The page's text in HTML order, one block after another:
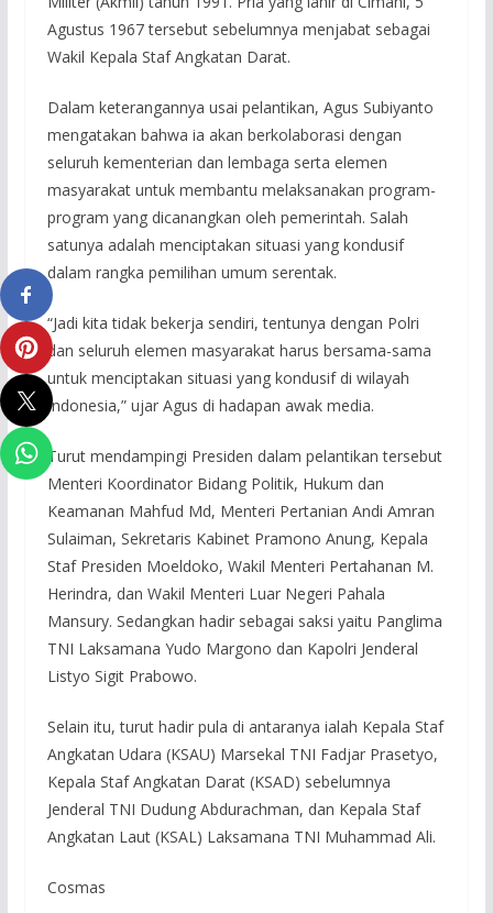
Agustus 1967 tersebut sebelumnya menjabat sebagai
Wakil Kepala Staf Angkatan Darat.
Dalam keterangannya usai pelantikan, Agus Subiyanto
mengatakan bahwa ia akan berkolaborasi dengan
seluruh kementerian dan lembaga serta elemen
masyarakat untuk membantu melaksanakan program-
program yang dicanangkan oleh pemerintah. Salah
satunya adalah menciptakan situasi yang kondusif
dalam rangka pemilihan umum serentak.
“Jadi kita tidak bekerja sendiri, tentunya dengan Polri
dan seluruh elemen masyarakat harus bersama-sama
untuk menciptakan situasi yang kondusif di wilayah
Indonesia,” ujar Agus di hadapan awak media.
Turut mendampingi Presiden dalam pelantikan tersebut
Menteri Koordinator Bidang Politik, Hukum dan
Keamanan Mahfud Md, Menteri Pertanian Andi Amran
Sulaiman, Sekretaris Kabinet Pramono Anung, Kepala
Staf Presiden Moeldoko, Wakil Menteri Pertahanan M.
Herindra, dan Wakil Menteri Luar Negeri Pahala
Mansury. Sedangkan hadir sebagai saksi yaitu Panglima
TNI Laksamana Yudo Margono dan Kapolri Jenderal
Listyo Sigit Prabowo.
Selain itu, turut hadir pula di antaranya ialah Kepala Staf
Angkatan Udara (KSAU) Marsekal TNI Fadjar Prasetyo,
Kepala Staf Angkatan Darat (KSAD) sebelumnya
Jenderal TNI Dudung Abdurachman, dan Kepala Staf
Angkatan Laut (KSAL) Laksamana TNI Muhammad Ali.
Cosmas